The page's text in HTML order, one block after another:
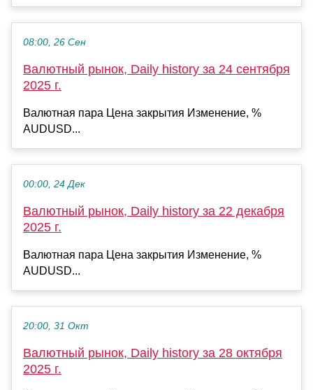
08:00, 26 Сен
Валютный рынок, Daily history за 24 сентября
2025 г.
Валютная пара Цена закрытия Изменение, %
AUDUSD...
00:00, 24 Дек
Валютный рынок, Daily history за 22 декабря
2025 г.
Валютная пара Цена закрытия Изменение, %
AUDUSD...
20:00, 31 Окт
Валютный рынок, Daily history за 28 октября
2025 г.